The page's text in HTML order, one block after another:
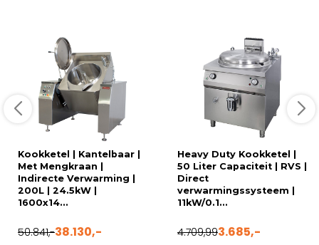
Kookketel | Kantelbaar |
Met Mengkraan |
Indirecte Verwarming |
200L | 24.5kW |
1600x14...
50.841,-38.130,-
Heavy Duty Kookketel |
50 Liter Capaciteit | RVS |
Direct
verwarmingssysteem |
11kW/0.1...
4.709,993.685,-